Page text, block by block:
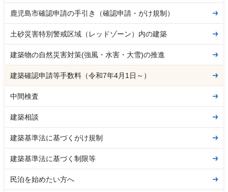
鹿児島市確認申請の手引き（確認申請・がけ規制）
土砂災害特別警戒区域（レッドゾーン）内の建築
建築物の自然災害対策(強風・水害・大雪)の推進
建築確認申請等手数料（令和7年4月1日～）
中間検査
建築相談
建築基準法に基づくがけ規制
建築基準法に基づく制限等
民泊を始めたい方へ